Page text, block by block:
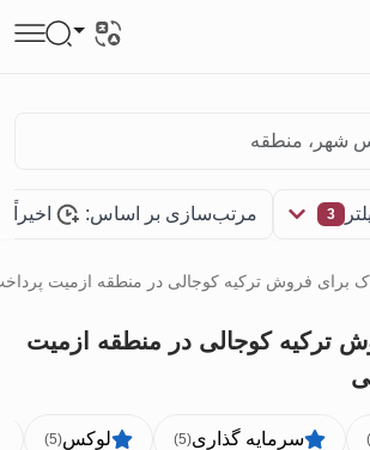
3 مرتب‌سازی بر اساس: اخیراً
برای فروش تركيه کوجالی در منطقه ازمیت
تركيه کوجالی در منطقه ازمیت
سرمایه گذاری(5) لوکس(5)